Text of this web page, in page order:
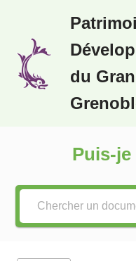
au
contenu
du
Puis-